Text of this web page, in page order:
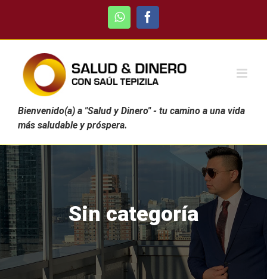
WhatsAppFacebook
Bienvenido(a) a "Salud y Dinero" - tu camino a una vida
más saludable y próspera.
Sin categoría